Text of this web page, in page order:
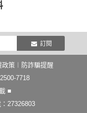
訂閱
政策
防詐騙提醒
7718
■
27326803